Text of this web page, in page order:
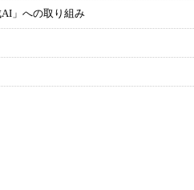
」への取り組み